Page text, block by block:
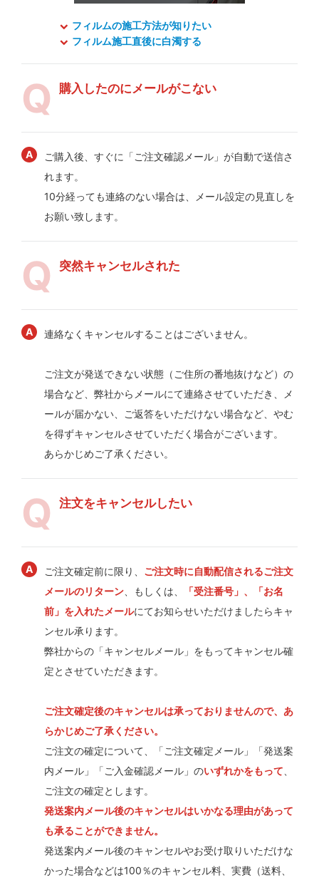
フィルムの施工方法が知りたい
フィルム施工直後に白濁する
購入したのにメールがこない
ご購入後、すぐに「ご注文確認メール」が自動で送信さ
れます。
10分経っても連絡のない場合は、メール設定の見直しを
お願い致します。
突然キャンセルされた
連絡なくキャンセルすることはございません。
ご注文が発送できない状態（ご住所の番地抜けなど）の
場合など、弊社からメールにて連絡させていただき、メ
ールが届かない、ご返答をいただけない場合など、やむ
を得ずキャンセルさせていただく場合がございます。
あらかじめご了承ください。
注文をキャンセルしたい
ご注文確定前に限り、 ご注文時に自動配信されるご注文
メールのリターン 、もしくは、
「受注番号」、「お名
前」を入れたメールにてお知らせいただけましたらキャ
ンセル承ります。
弊社からの「キャンセルメール」をもってキャンセル確
定とさせていただきます。
ご注文確定後のキャンセルは承っておりませんので、あ
らかじめご了承ください。
ご注文の確定について、「ご注文確定メール」「発送案
内メール」「ご入金確認メール」のいずれかをもって
ご注文の確定とします。
発送案内メール後のキャンセルはいかなる理由があって
も承ることができません。
発送案内メール後のキャンセルやお受け取りいただけな
かった場合などは100％のキャンセル料、実費（送料、